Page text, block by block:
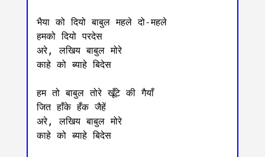
भैया को दियो बाबुल महले दो-महले
हमको दियो परदेस
अरे, लखिय बाबुल मोरे
काहे को ब्याहे बिदेस
हम तो बाबुल तोरे खूँटे की गैयाँ
जित हाँके हँक जैहें
अरे, लखिय बाबुल मोरे
काहे को ब्याहे बिदेस